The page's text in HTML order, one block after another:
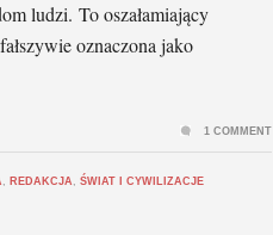
ludzi. To oszałamiający
oznaczona jako
, REDAKCJA , ŚWIAT I CYWILIZACJE
1 COMMENT